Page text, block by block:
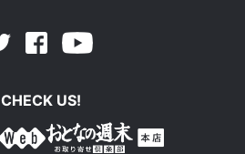
Twitter Facebook
CHECK US!